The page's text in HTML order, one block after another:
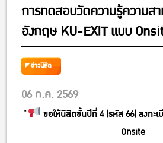
การทดสอบวัดความรู้ความส
อังกฤษ KU-EXIT แบบ
ข่าวนิสิต
06 ก.ค. 2569
“
ขอให้นิสิตชั้นปีที่ 4 (รหัส 66) ลงทะ
Onsite